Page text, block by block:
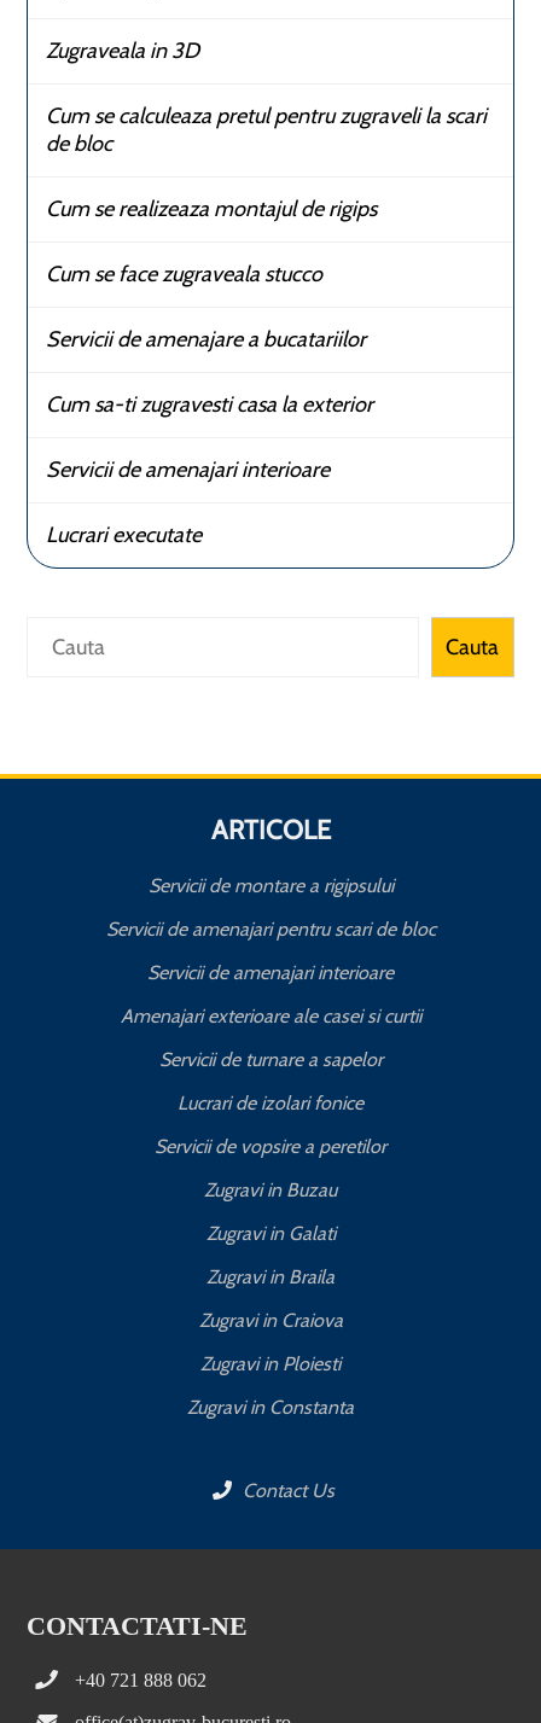
Zugraveala in 3D
Cum se calculeaza pretul pentru zugraveli la scari
de bloc
Cum se realizeaza montajul de rigips
Cum se face zugraveala stucco
Servicii de amenajare a bucatariilor
Cum sa-ti zugravesti casa la exterior
Servicii de amenajari interioare
Lucrari executate
Caută Cauta
ARTICOLE
Servicii de montare a rigipsului
Servicii de amenajari pentru scari de bloc
Servicii de amenajari interioare
Amenajari exterioare ale casei si curtii
Servicii de turnare a sapelor
Lucrari de izolari fonice
Servicii de vopsire a peretilor
Zugravi in Buzau
Zugravi in Galati
Zugravi in Braila
Zugravi in Craiova
Zugravi in Ploiesti
Zugravi in Constanta
Contact Us
CONTACTATI-NE
+40 721 888 062